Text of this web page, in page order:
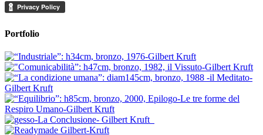
Portfolio